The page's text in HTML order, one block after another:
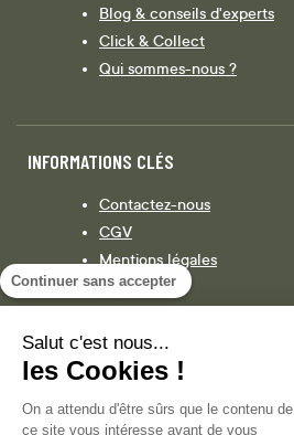
Continuer sans accepter
Salut c'est nous...
les Cookies !
On a attendu d'être sûrs que le contenu de
ce site vous intéresse avant de vous
Blog & conseils d'experts
Click & Collect
Qui sommes-nous ?
INFORMATIONS CLÉS
Contactez-nous
CGV
Mentions légales
Législation
Facebook